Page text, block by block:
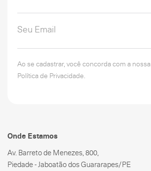
Ao se cadastrar, você concorda com a nossa
Política de Privacidade.
Onde Estamos
Av. Barreto de Menezes, 800,
Piedade - Jaboatão dos Guararapes/PE